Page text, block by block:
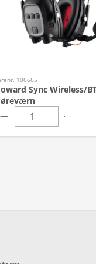
106665
Sync Wireless/